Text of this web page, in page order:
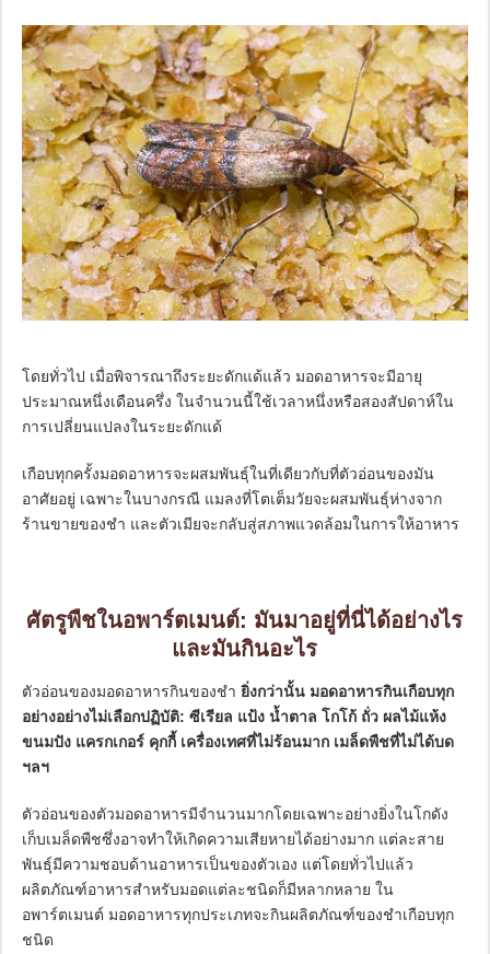
โดยทั่วไป เมื่อพิจารณาถึงระยะดักแด้แล้ว มอดอาหารจะมีอายุ
ประมาณหนึ่งเดือนครึ่ง ในจำนวนนี้ใช้เวลาหนึ่งหรือสองสัปดาห์ใน
การเปลี่ยนแปลงในระยะดักแด้
เกือบทุกครั้งมอดอาหารจะผสมพันธุ์ในที่เดียวกับที่ตัวอ่อนของมัน
อาศัยอยู่ เฉพาะในบางกรณี แมลงที่โตเต็มวัยจะผสมพันธุ์ห่างจาก
ร้านขายของชำ และตัวเมียจะกลับสู่สภาพแวดล้อมในการให้อาหาร
ศัตรูพืชในอพาร์ตเมนต์: มันมาอยู่ที่นี่ได้อย่างไร
และมันกินอะไร
ตัวอ่อนของมอดอาหารกินของชำ ยิ่งกว่านั้น มอดอาหารกินเกือบทุก
อย่างอย่างไม่เลือกปฏิบัติ: ซีเรียล แป้ง น้ำตาล โกโก้ ถั่ว ผลไม้แห้ง
ขนมปัง แครกเกอร์ คุกกี้ เครื่องเทศที่ไม่ร้อนมาก เมล็ดพืชที่ไม่ได้บด
ฯลฯ
ตัวอ่อนของตัวมอดอาหารมีจำนวนมากโดยเฉพาะอย่างยิ่งในโกดัง
เก็บเมล็ดพืชซึ่งอาจทำให้เกิดความเสียหายได้อย่างมาก แต่ละสาย
พันธุ์มีความชอบด้านอาหารเป็นของตัวเอง แต่โดยทั่วไปแล้ว
ผลิตภัณฑ์อาหารสำหรับมอดแต่ละชนิดก็มีหลากหลาย ใน
อพาร์ตเมนต์ มอดอาหารทุกประเภทจะกินผลิตภัณฑ์ของชำเกือบทุก
ชนิด